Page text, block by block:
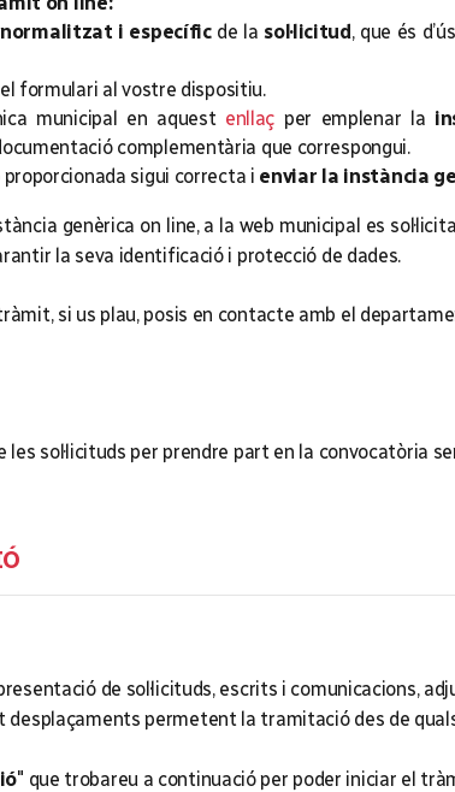
i específicde la sol·licitud, que és
formulari al vostre dispositiu.
municipal en aquest enllaç per emplenar la
complementària que correspongui.
sigui correcta i enviar la instància
genèrica on line, a la web municipal es
la seva identificació i protecció de dades.
si us plau, posis en contacte amb el
les sol·licituds per prendre part en la convocatòria
de sol·licituds, escrits i comunicacions,
desplaçaments permetent la tramitació des de
" que trobareu a continuació per poder iniciar el